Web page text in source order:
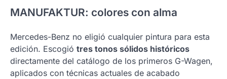
MANUFAKTUR: colores con alma
Mercedes-Benz no eligió cualquier pintura para esta
edición. Escogió tres tonos sólidos históricos
directamente del catálogo de los primeros G-Wagen,
aplicados con técnicas actuales de acabado